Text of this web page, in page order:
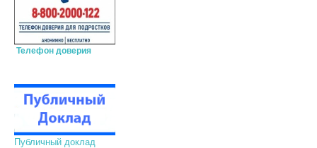
Телефон доверия
Публичный доклад